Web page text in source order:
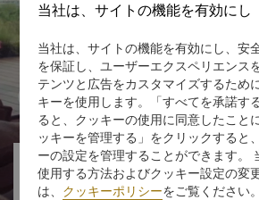
 
 
当社は、サイトの機能を有効にし
当社は、サイトの機能を有効にし、安
を保証し、ユーザーエクスペリエンス
テンツと広告をカスタマイズするため
キーを使用します。「すべてを承諾す
ると、クッキーの使用に同意したこと
ッキーを管理する」をクリックすると
ーの設定を管理することができます。
使用する方法およびクッキー設定の変
は、 クッキーポリシーをご覧ください。